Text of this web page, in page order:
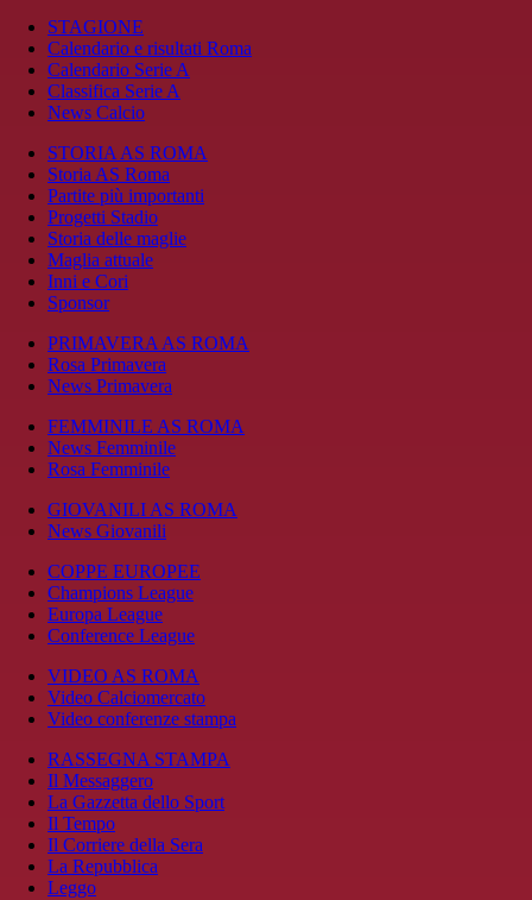
STAGIONE
Calendario e risultati Roma
Calendario Serie A
Classifica Serie A
News Calcio
STORIA AS ROMA
Storia AS Roma
Partite più importanti
Progetti Stadio
Storia delle maglie
Maglia attuale
Inni e Cori
Sponsor
PRIMAVERA AS ROMA
Rosa Primavera
News Primavera
FEMMINILE AS ROMA
News Femminile
Rosa Femminile
GIOVANILI AS ROMA
News Giovanili
COPPE EUROPEE
Champions League
Europa League
Conference League
VIDEO AS ROMA
Video Calciomercato
Video conferenze stampa
RASSEGNA STAMPA
Il Messaggero
La Gazzetta dello Sport
Il Tempo
Il Corriere della Sera
La Repubblica
Leggo